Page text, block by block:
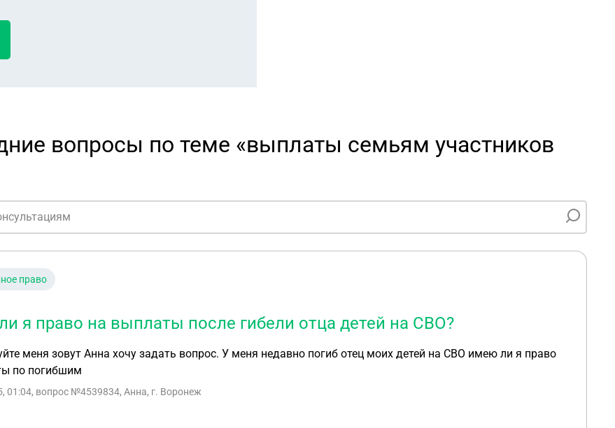
вопросы по теме «выплаты семьям участников
право
я право на выплаты после гибели отца детей на СВО?
меня зовут Анна хочу задать вопрос. У меня недавно погиб отец моих детей на СВО имею ли я право
по погибшим
01:04, вопрос №4539834, Анна, г. Воронеж